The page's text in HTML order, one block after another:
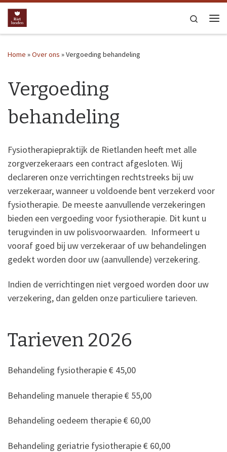
Ga naar inhoud
Search
Home »Over ons »Vergoeding behandeling
Vergoeding
behandeling
Fysiotherapiepraktijk de Rietlanden heeft met alle
zorgverzekeraars een contract afgesloten. Wij
declareren onze verrichtingen rechtstreeks bij uw
verzekeraar, wanneer u voldoende bent verzekerd voor
fysiotherapie. De meeste aanvullende verzekeringen
bieden een vergoeding voor fysiotherapie. Dit kunt u
terugvinden in uw polisvoorwaarden. Informeert u
vooraf goed bij uw verzekeraar of uw behandelingen
gedekt worden door uw (aanvullende) verzekering.
Indien de verrichtingen niet vergoed worden door uw
verzekering, dan gelden onze particuliere tarieven.
Tarieven 2026
Behandeling fysiotherapie € 45,00
Behandeling manuele therapie € 55,00
Behandeling oedeem therapie € 60,00
Behandeling geriatrie fysiotherapie € 60,00